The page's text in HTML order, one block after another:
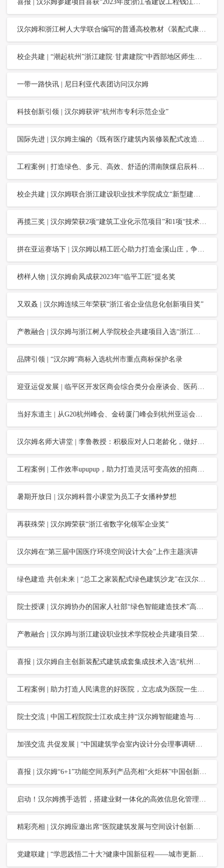
喜报 | 汉尔姆参建项目喜获“2023年度浙江省建设工程钱江杯（优质工程）”
汉尔姆和浙江树人大学联合编写的普通高校教材《装配式康养建筑理论与实践》编制组研讨会顺利举行
校企共建 | “潮起杭州”浙江建院·甘肃建院“中西部地区师生技术与文化交流活动”在汉尔姆举行
一带一路快讯 | 尼日利亚代表团访问汉尔姆
科技创新引领 | 汉尔姆获评“杭州市专利示范企业”
国际先进 | 汉尔姆主编的《既有医疗建筑内装修装配式改造技术标准》英文版重磅发布
工程案例 | 打造绿色、多元、高效、舒适的渭南陕煤启辰科技办公空间
校企共建 | 汉尔姆联合浙江建设职业技术学院成立“新型建筑工业化产业学院”
再揽三奖 | 汉尔姆荣获2项“建筑工业化示范项目”和1项“技术创新成果”
拼在亚运赛场下 | 汉尔姆以精工匠心助力打造金溪山庄，争做最美东道主
榜样人物 | 汉尔姆俞凤成获2023年“临平工匠”提名奖
又双叒 | 汉尔姆连续三年荣获“浙江省企业信息化创新项目奖”
产教融合 | 汉尔姆与浙江树人学院校企共建项目入选“浙江省产学合作协同育人项目”
品牌引领 | “汉尔姆”商标入选杭州市重点商标保护名录
迎亚运促发展 | 临平区开发区商会综合类分会座谈会、医药健康分会座谈会在汉尔姆举行
当好东道主 | 从G20杭州峰会、金砖厦门峰会到杭州亚运会，汉尔姆始终相伴做好服务
汉尔姆名师大讲堂 | 李鲁教授：积极应对人口老龄化，做好“没牙”到“牙没”全生命周期的服务
工程案例 | 工作效率upupup，助力打造灵活可变高效的招商银行温州分行
暑期开放日 | 汉尔姆科普小课堂为员工子女播种梦想
再获殊荣 | 汉尔姆荣获“浙江省数字化领军企业奖”
汉尔姆在“第三届中国医疗环境空间设计大会”上作主题演讲
绿色建造 共创未来 | “总工之家装配式绿色建筑沙龙”在汉尔姆举行
院士授课 | 汉尔姆协办的国家人社部“绿色智能建造技术”高级研修班顺利举行
产教融合 | 汉尔姆与浙江建设职业技术学院校企共建项目荣获一等奖
喜报 | 汉尔姆自主创新装配式建筑成套集成技术入选“杭州市装配式建筑适用技术推广目录”
工程案例 | 助力打造人民满意的好医院，立志成为医院一生相伴的服务商
院士交流 | 中国工程院院士江欢成主持“汉尔姆智能建造与装配式钢结构——低层建筑工业化与产业协同交流会”
加强交流 共促发展 | “中国建筑学会室内设计分会理事调研交流会”在汉尔姆举行
喜报 | 汉尔姆“6+1”功能空间系列产品亮相“火炬杯”中国创新创业大赛浙江赛区行业决赛并获嘉奖
启动！汉尔姆携手选哲，搭建业财一体化的高效信息化管理平台
精彩亮相 | 汉尔姆应邀出席“医院建筑发展与空间设计创新峰会”并作主题报告
党建联建 | “学思践悟二十大?健康中国新征程——城市更新与适老化改造”活动在汉尔姆举行